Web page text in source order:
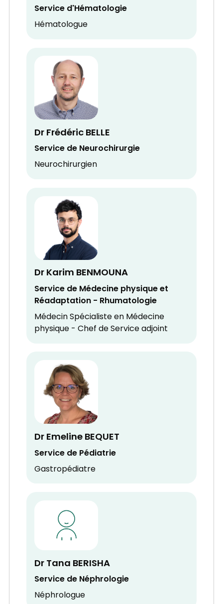
Service d'Hématologie
Hématologue
Dr Frédéric BELLE
Service de Neurochirurgie
Neurochirurgien
Dr Karim BENMOUNA
Service de Médecine physique et
Réadaptation - Rhumatologie
Médecin Spécialiste en Médecine
physique - Chef de Service adjoint
Dr Emeline BEQUET
Service de Pédiatrie
Gastropédiatre
Dr Tana BERISHA
Service de Néphrologie
Néphrologue